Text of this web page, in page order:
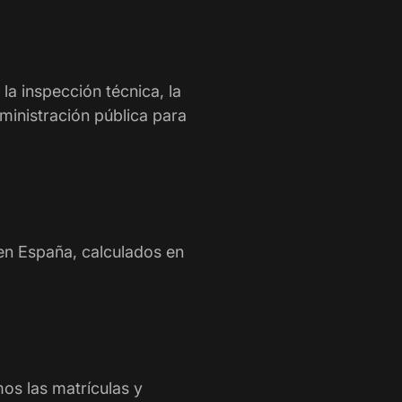
inspección técnica, la
pública para
España, calculados en
las matrículas y